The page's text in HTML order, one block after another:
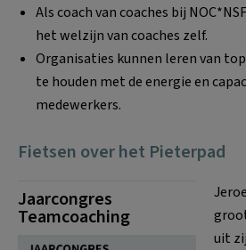
Als coach van coaches bij
het welzijn van coaches zelf.
Organisaties kunnen leren van
te houden met de energie en
medewerkers.
Fietsen over het Pieterpad
Jaarcongres
Teamcoaching
uit